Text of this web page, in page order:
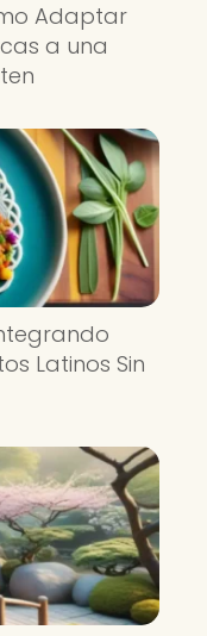
Adaptar
a una
Latinos Sin